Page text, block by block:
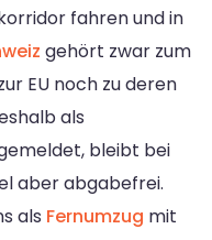
fahren und in
gehört zwar zum
EU noch zu deren
als
bleibt bei
aber abgabefrei.
als Fernumzug mit